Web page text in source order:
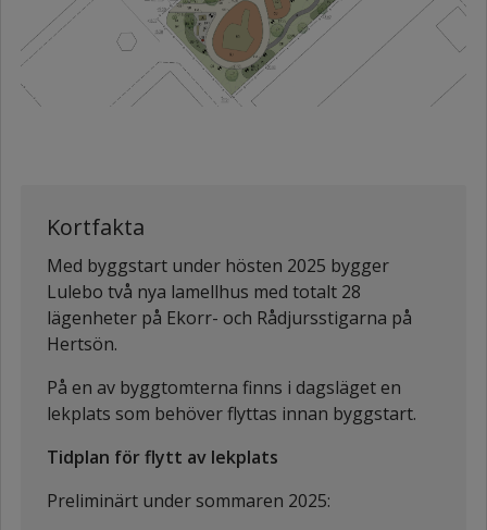
Kortfakta
Med byggstart under hösten 2025 bygger
Lulebo två nya lamellhus med totalt 28
lägenheter på Ekorr- och Rådjursstigarna på
Hertsön.
På en av byggtomterna finns i dagsläget en
lekplats som behöver flyttas innan byggstart.
Tidplan för flytt av lekplats
Preliminärt under sommaren 2025: